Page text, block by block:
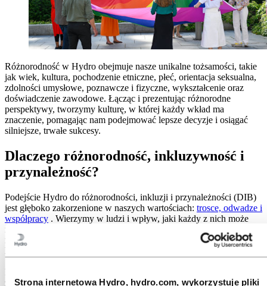
Strona internetowa Hydro, hydro.com, wykorzystuje pliki
Różnorodność w Hydro obejmuje nasze unikalne tożsamości, takie
jak wiek, kultura, pochodzenie etniczne, płeć, orientacja seksualna,
zdolności umysłowe, poznawcze i fizyczne, wykształcenie oraz
doświadczenie zawodowe. Łącząc i prezentując różnorodne
perspektywy, tworzymy kulturę, w której każdy wkład ma
znaczenie, pomagając nam podejmować lepsze decyzje i osiągać
silniejsze, trwałe sukcesy.
Dlaczego różnorodność, inkluzywność i
przynależność?
Podejście Hydro do różnorodności, inkluzji i przynależności (DIB)
jest głęboko zakorzenione w naszych wartościach: trosce, odwadze i
współpracy . Wierzymy w ludzi i wpływ, jaki każdy z nich może
mieć na sukces naszej firmy. Naszym celem jest uczynienie Hydro
miejscem, w którym najlepsi pracownicy chcą pracować i w którym
ludzie zdecydują się zostać.
Rynki talentów w naszych kluczowych regionach kurczą się. Aby
zrealizować naszą ambitną strategię, potrzebujemy dostępu do